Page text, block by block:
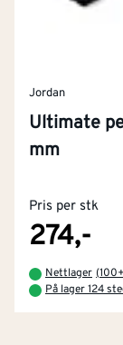
Jordan
Ultimate
mm
Pris per stk
274,-
Nettlager (100+
På lager 124